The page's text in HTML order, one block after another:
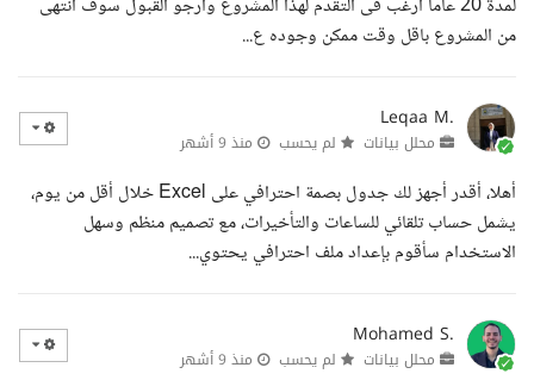
من المشروع باقل وقت ممكن وجوده ع...
Leqaa M.
محلل بيانات لم يحسب منذ 9 أشهر
أهلا، أقدر أجهز لك جدول بصمة احترافي على Excel خلال أقل من يوم،
يشمل حساب تلقائي للساعات والتأخيرات، مع تصميم منظم وسهل
الاستخدام سأقوم بإعداد ملف احترافي يحتوي...
Mohamed S.
محلل بيانات لم يحسب منذ 9 أشهر